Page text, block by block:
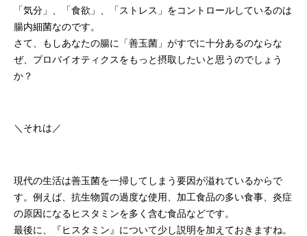
「気分」、「食欲」、「ストレス」をコントロールしているのは
腸内細菌なのです。
さて、もしあなたの腸に「善玉菌」がすでに十分あるのならな
ぜ、プロバイオティクスをもっと摂取したいと思うのでしょう
か？
＼それは／
現代の生活は善玉菌を一掃してしまう要因が溢れているからで
す。例えば、抗生物質の過度な使用、加工食品の多い食事、炎症
の原因になるヒスタミンを多く含む食品などです。
最後に、『ヒスタミン』について少し説明を加えておきますね。